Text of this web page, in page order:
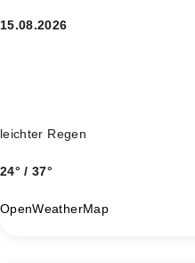
15.08.2026
leichter Regen
24° / 37°
OpenWeatherMap